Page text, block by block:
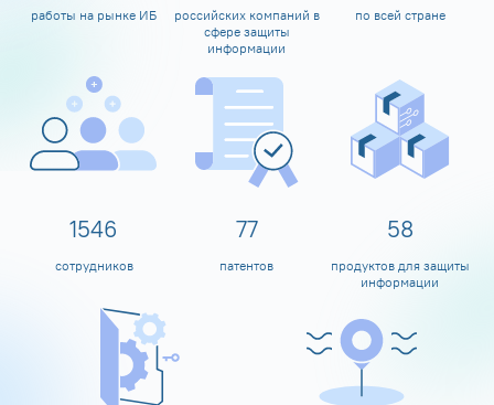
работы на рынке ИБ
российских компаний в
сфере защиты
информации
по всей стране
1600
сотрудников
80
патентов
60
продуктов для защиты
информации